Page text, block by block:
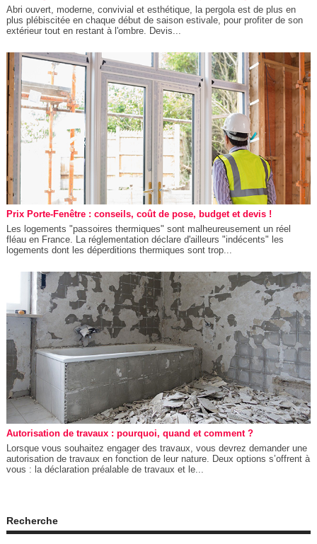
Abri ouvert, moderne, convivial et esthétique, la pergola est de plus en
plus plébiscitée en chaque début de saison estivale, pour profiter de son
extérieur tout en restant à l'ombre. Devis...
Prix Porte-Fenêtre : conseils, coût de pose, budget et devis !
Les logements "passoires thermiques" sont malheureusement un réel
fléau en France. La réglementation déclare d'ailleurs "indécents" les
logements dont les déperditions thermiques sont trop...
Autorisation de travaux : pourquoi, quand et comment ?
Lorsque vous souhaitez engager des travaux, vous devrez demander une
autorisation de travaux en fonction de leur nature. Deux options s’offrent à
vous : la déclaration préalable de travaux et le...
Recherche